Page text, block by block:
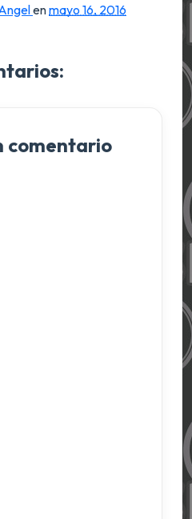
enmayo 16, 2016
comentario